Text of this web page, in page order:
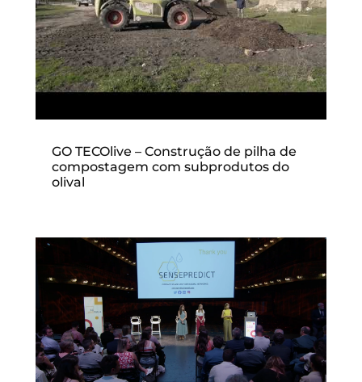
GO TECOlive – Construção de pilha de
compostagem com subprodutos do
olival